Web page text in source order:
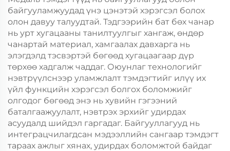
спортын марафоны
тэмдгийг сувилгаанд
Спортын Металл
Медаль
байгууламжуудад үнэ цэнэтэй хэрэгсэл болох
олон давуу талуудтай. Тэдгээрийн бат бөх чанар
нь урт хугацааны танилтуулгыг хангаж, өндөр
чанартай материал, хамгаалах давхарга нь
элэгдэлд тэсвэртэй бөгөөд хугацаагаар дүр
төрхөө хадгалж чаддаг. Оюунлаг технологийг
нэвтрүүлснээр уламжлалт тэмдэгтийг илүү их
үйл функцийн хэрэгсэл болгох боломжийг
олгодог бөгөөд энэ нь хувийн гэгээний
баталгаажуулалт, нэвтрэх эрхийг удирдах
асуудалд шийдэл гаргадаг. Байгууллагууд нь
интеграцчилагдсан мэдээллийн сангаар тэмдэгт
тараах ажлыг хянах, удирдах боломжтой байдаг